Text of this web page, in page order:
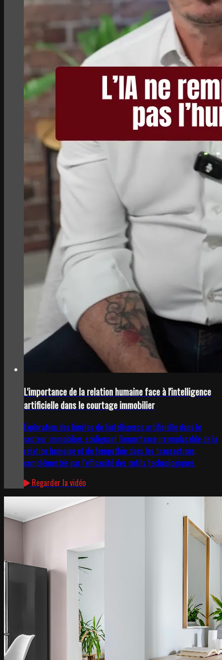
L'importance de la relation humaine face à l'intelligence
artificielle dans le courtage immobilier
Exploration des limites de l'intelligence artificielle dans le
secteur immobilier, soulignant l'importance irremplaçable de la
relation humaine et de l'empathie dans les transactions,
complémentée par l'efficacité des outils technologiques.
Regarder la vidéo